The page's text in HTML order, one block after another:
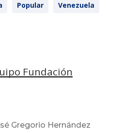
Popular Venezuela
Fundación
Gregorio Hernández